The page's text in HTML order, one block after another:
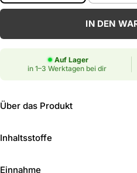
Anzahl
IN DEN
Auf Lager
in 1–3 Werktagen bei dir
Über das Produkt
Inhaltsstoffe
Einnahme